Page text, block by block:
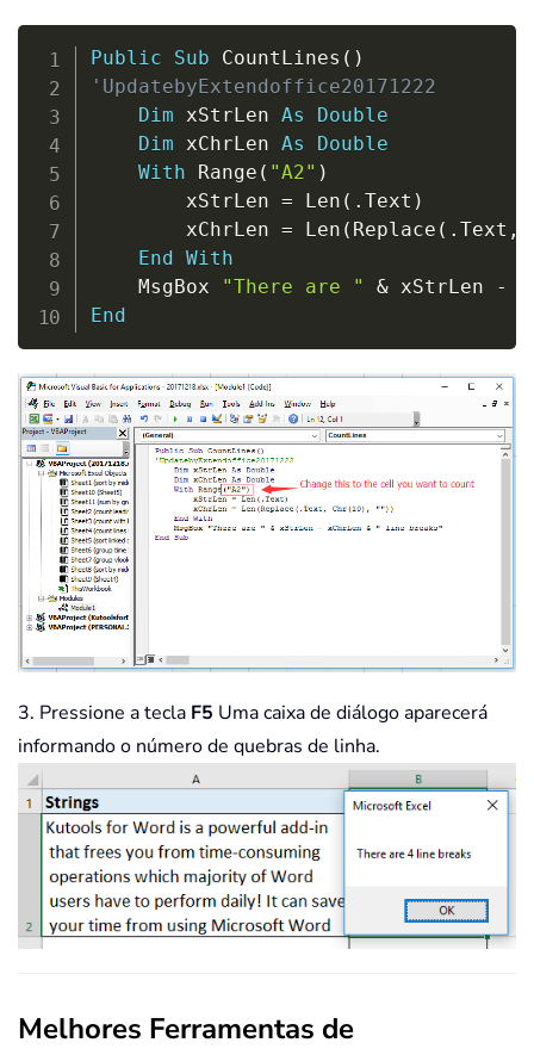
Public Sub CountLines ( )
'UpdatebyExtendoffice20171222
Dim xStrLen As
Double
Dim xChrLen As
Double
With Range ( "A2" )
        xStrLen
= Len ( . Text )
        xChrLen
= Len ( Replace ( . Text ,
End
With
    MsgBox
"There are " & xStrLen -
End
3. Pressione a tecla F5 Uma caixa de diálogo aparecerá
informando o número de quebras de linha.
Melhores Ferramentas de